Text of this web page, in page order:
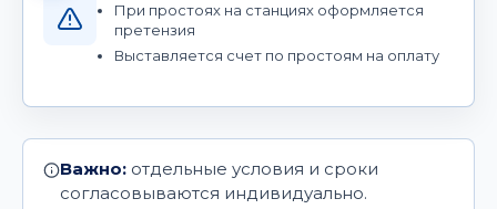
При простоях на станциях оформляется
претензия
Выставляется счет по простоям на оплату
Важно: отдельные условия и сроки
согласовываются индивидуально.